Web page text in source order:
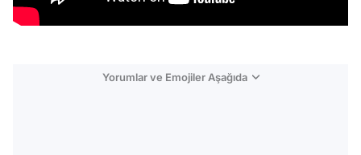
Yorumlar ve Emojiler Aşağıda